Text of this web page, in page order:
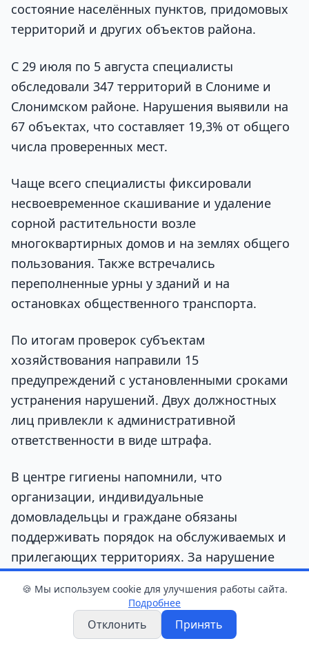
состояние населённых пунктов, придомовых
территорий и других объектов района.
С 29 июля по 5 августа специалисты
обследовали 347 территорий в Слониме и
Слонимском районе. Нарушения выявили на
67 объектах, что составляет 19,3% от общего
числа проверенных мест.
Чаще всего специалисты фиксировали
несвоевременное скашивание и удаление
сорной растительности возле
многоквартирных домов и на землях общего
пользования. Также встречались
переполненные урны у зданий и на
остановках общественного транспорта.
По итогам проверок субъектам
хозяйствования направили 15
предупреждений с установленными сроками
устранения нарушений. Двух должностных
лиц привлекли к административной
ответственности в виде штрафа.
В центре гигиены напомнили, что
организации, индивидуальные
домовладельцы и граждане обязаны
поддерживать порядок на обслуживаемых и
прилегающих территориях. За нарушение
граждан, индивидуальных предпринимателей
и юридических лиц.
🍪 Мы используем cookie для улучшения работы сайта.
Подробнее
Отклонить Принять